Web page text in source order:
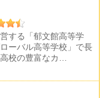
する「郁文館高等学
ーバル高等学校」で長
校の豊富なカ…